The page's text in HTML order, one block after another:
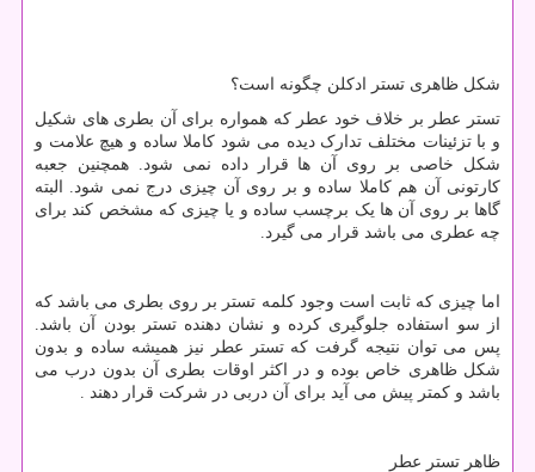
شکل ظاهری تستر ادکلن چگونه است؟
تستر عطر بر خلاف خود عطر که همواره برای آن بطری های شکیل
و با تزئینات مختلف تدارک دیده می شود کاملا ساده و هیچ علامت و
شکل خاصی بر روی آن ها قرار داده نمی شود. همچنین جعبه
کارتونی آن هم کاملا ساده و بر روی آن چیزی درج نمی شود. البته
گاها بر روی آن ها یک برچسب ساده و یا چیزی که مشخص کند برای
چه عطری می باشد قرار می گیرد.
اما چیزی که ثابت است وجود کلمه تستر بر روی بطری می باشد که
از سو استفاده جلوگیری کرده و نشان دهنده تستر بودن آن باشد.
پس می توان نتیجه گرفت که تستر عطر نیز همیشه ساده و بدون
شکل ظاهری خاص بوده و در اکثر اوقات بطری آن بدون درب می
باشد و کمتر پیش می آید برای آن دربی در شرکت قرار دهند .
ظاهر تستر عطر